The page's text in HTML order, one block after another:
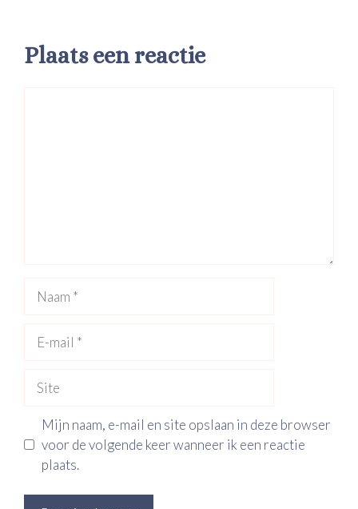
Plaats een reactie
mail
Mijn naam, e-mail en site opslaan in deze browser
voor de volgende keer wanneer ik een reactie
plaats.